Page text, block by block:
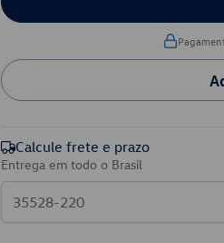
Calcule frete e prazo
Entrega em todo o Brasil